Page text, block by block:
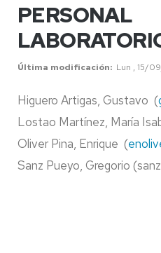
PERSONAL
Última modificación Lun , 15/
Higuero Artigas, Gustavo (
Lostao Martínez, María
Oliver Pina, Enrique (
Sanz Pueyo, Gregorio